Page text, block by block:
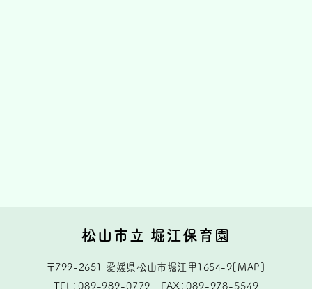
松山市立 堀江保育園
〒799-2651 愛媛県松山市堀江甲1654-9 [ MAP ]
TEL
089-989-0779 FAX 089-978-5549